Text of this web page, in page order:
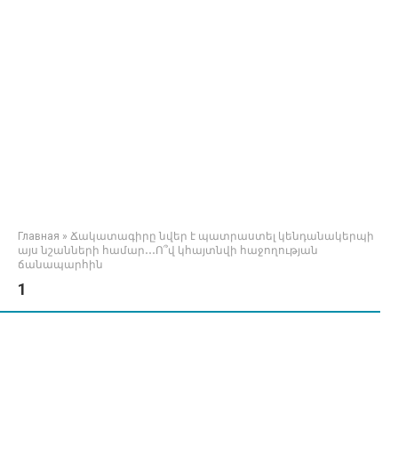
Главная » Ճակատագիրը նվեր է պատրաստել կենդանակերպի
այս նշանների համար․․․Ո՞վ կհայտնվի հաջողության
ճանապարհին
1